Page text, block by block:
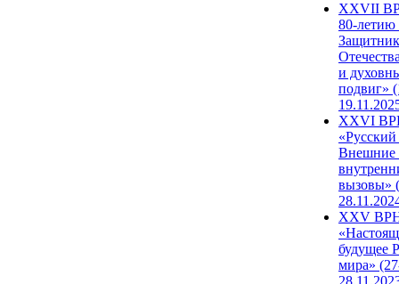
ХХVII
80-
и
подвиг»
XXVI
Внешние
вызовы»
XXV
будущее
мира»